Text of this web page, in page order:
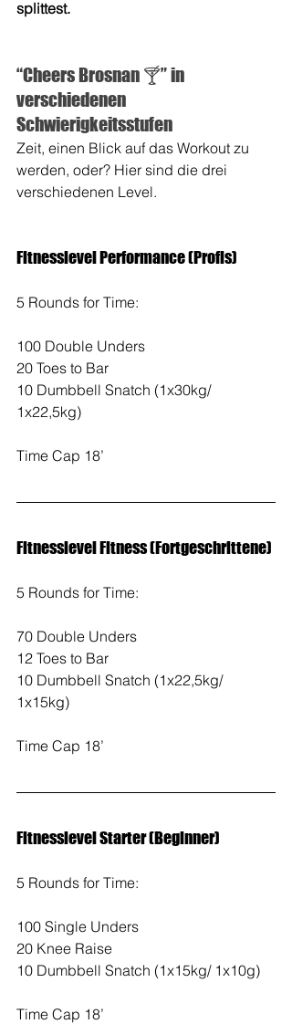
splittest.
“Cheers Brosnan 🍸” in
verschiedenen
Schwierigkeitsstufen
Zeit, einen Blick auf das Workout zu
werden, oder? Hier sind die drei
verschiedenen Level.
Fitnesslevel Performance (Profis)
5 Rounds for Time:
100 Double Unders
20 Toes to Bar
10 Dumbbell Snatch (1x30kg/
1x22,5kg)
Time Cap 18’
Fitnesslevel Fitness (Fortgeschrittene)
5 Rounds for Time:
70 Double Unders
12 Toes to Bar
10 Dumbbell Snatch (1x22,5kg/
1x15kg)
Time Cap 18’
Fitnesslevel Starter (Beginner)
5 Rounds for Time:
100 Single Unders
20 Knee Raise
10 Dumbbell Snatch (1x15kg/ 1x10g)
Time Cap 18’